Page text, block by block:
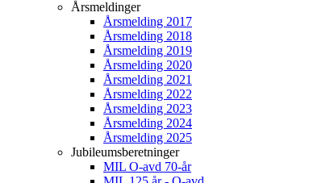
Årsmeldinger
Årsmelding 2017
Årsmelding 2018
Årsmelding 2019
Årsmelding 2020
Årsmelding 2021
Årsmelding 2022
Årsmelding 2023
Årsmelding 2024
Årsmelding 2025
Jubileumsberetninger
MIL O-avd 70-år